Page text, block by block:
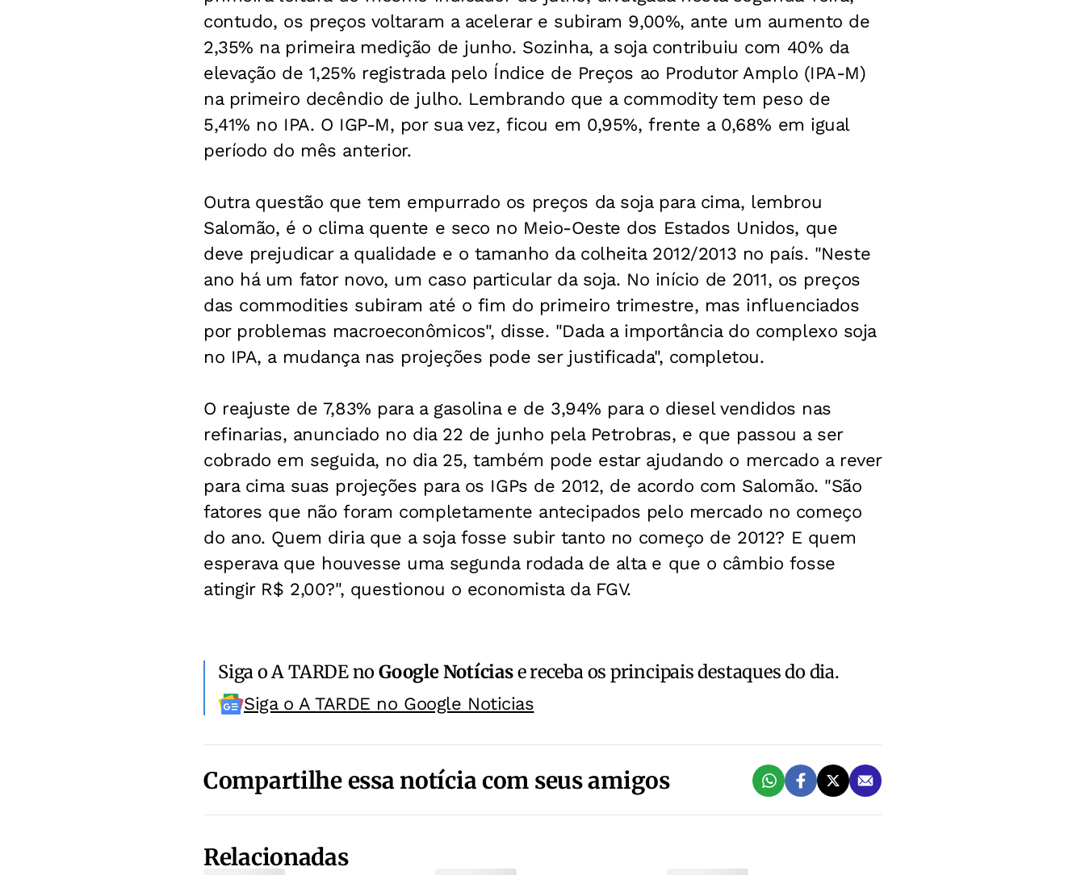
contudo, os preços voltaram a acelerar e subiram 9,00%, ante um aumento de
2,35% na primeira medição de junho. Sozinha, a soja contribuiu com 40% da
elevação de 1,25% registrada pelo Índice de Preços ao Produtor Amplo (IPA-M)
na primeiro decêndio de julho. Lembrando que a commodity tem peso de
5,41% no IPA. O IGP-M, por sua vez, ficou em 0,95%, frente a 0,68% em igual
período do mês anterior.
Outra questão que tem empurrado os preços da soja para cima, lembrou
Salomão, é o clima quente e seco no Meio-Oeste dos Estados Unidos, que
deve prejudicar a qualidade e o tamanho da colheita 2012/2013 no país. "Neste
ano há um fator novo, um caso particular da soja. No início de 2011, os preços
das commodities subiram até o fim do primeiro trimestre, mas influenciados
por problemas macroeconômicos", disse. "Dada a importância do complexo soja
no IPA, a mudança nas projeções pode ser justificada", completou.
O reajuste de 7,83% para a gasolina e de 3,94% para o diesel vendidos nas
refinarias, anunciado no dia 22 de junho pela Petrobras, e que passou a ser
cobrado em seguida, no dia 25, também pode estar ajudando o mercado a rever
para cima suas projeções para os IGPs de 2012, de acordo com Salomão. "São
fatores que não foram completamente antecipados pelo mercado no começo
do ano. Quem diria que a soja fosse subir tanto no começo de 2012? E quem
esperava que houvesse uma segunda rodada de alta e que o câmbio fosse
atingir R$ 2,00?", questionou o economista da FGV.
Siga o A TARDE noGoogle Notíciase receba os principais destaques do dia.
Siga o A TARDE no Google Noticias
Compartilhe essa notícia com seus amigos
Relacionadas